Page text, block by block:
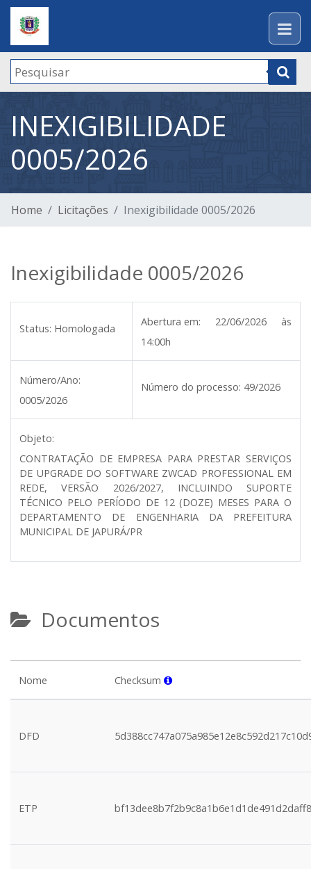
INEXIGIBILIDADE
0005/2026
Home Licitações Inexigibilidade 0005/2026
Inexigibilidade 0005/2026
Status: Homologada
Abertura em:
22/06/2026 às
14:00h
Número/Ano:
0005/2026
Número do processo: 49/2026
Objeto:
CONTRATAÇÃO DE EMPRESA PARA PRESTAR SERVIÇOS
DE UPGRADE DO SOFTWARE ZWCAD PROFESSIONAL EM
REDE, VERSÃO 2026/2027, INCLUINDO SUPORTE
TÉCNICO PELO PERÍODO DE 12 (DOZE) MESES PARA O
DEPARTAMENTO DE ENGENHARIA DA PREFEITURA
MUNICIPAL DE JAPURÁ/PR
Documentos
Nome Checksum
DFD
ETP